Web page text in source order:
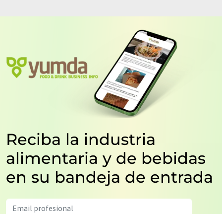
Reciba la industria
alimentaria y de bebidas
en su bandeja de entrada